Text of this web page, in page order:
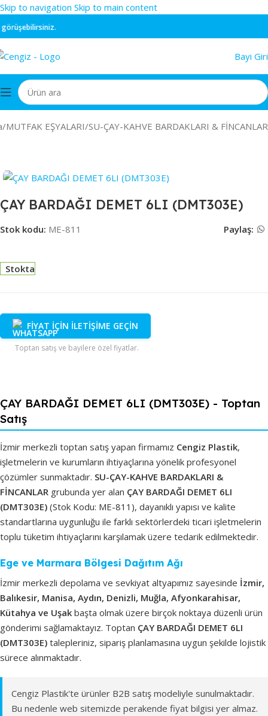
Skip to navigation Skip to main content
Bayi
/MUTFAK EŞYALARI/SU-ÇAY-KAHVE BARDAKLARI & FİNCANLAR
ÇAY BARDAĞI DEMET 6LI (DMT303E)
Stok kodu: ME-811 Paylaş:
Stokta
FİYAT İÇİN İLETİŞİME GEÇİN
Toptan satış ve bayilere özel fiyatlar.
ÇAY BARDAĞI DEMET 6LI (DMT303E) - Toptan
Satış
İzmir merkezli toptan satış yapan firmamız Cengiz Plastik,
işletmelerin ve kurumların ihtiyaçlarına yönelik profesyonel
çözümler sunmaktadır. SU-ÇAY-KAHVE BARDAKLARI &
FİNCANLAR grubunda yer alan ÇAY BARDAĞI DEMET 6LI
(DMT303E) (Stok Kodu: ME-811), dayanıklı yapısı ve kalite
standartlarına uygunluğu ile farklı sektörlerdeki ticari işletmelerin
toplu tüketim ihtiyaçlarını karşılamak üzere tedarik edilmektedir.
Ege ve Marmara Bölgesi Dağıtım Ağı
İzmir merkezli depolama ve sevkiyat altyapımız sayesinde İzmir,
Balıkesir, Manisa, Aydın, Denizli, Muğla, Afyonkarahisar,
Kütahya ve Uşak başta olmak üzere birçok noktaya düzenli ürün
gönderimi sağlamaktayız. Toptan ÇAY BARDAĞI DEMET 6LI
(DMT303E) talepleriniz, sipariş planlamasına uygun şekilde lojistik
sürece alınmaktadır.
Cengiz Plastik'te ürünler B2B satış modeliyle sunulmaktadır.
Bu nedenle web sitemizde perakende fiyat bilgisi yer almaz.